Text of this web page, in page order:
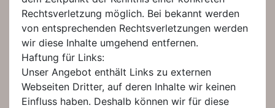
Rechtsverletzung möglich. Bei bekannt werden
von entsprechenden Rechtsverletzungen werden
wir diese Inhalte umgehend entfernen.
Haftung für Links:
Unser Angebot enthält Links zu externen
Webseiten Dritter, auf deren Inhalte wir keinen
Einfluss haben. Deshalb können wir für diese